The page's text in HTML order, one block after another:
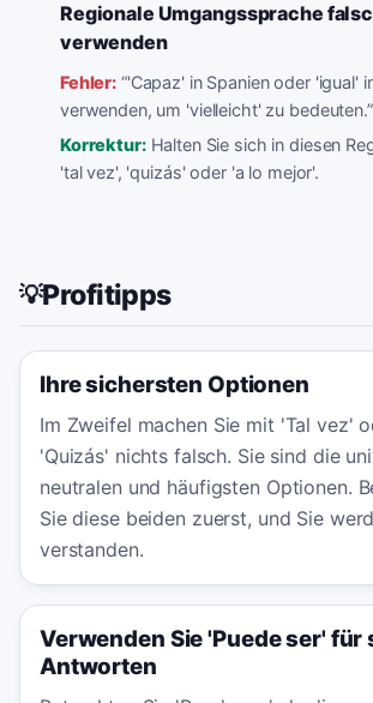
Regionale Umgangssprache
verwenden
Fehler: “'Capaz' in Spanien oder 'igual'
verwenden, um 'vielleicht' zu bedeuten.”
Korrektur: Halten Sie sich in diesen
'tal vez', 'quizás' oder 'a lo mejor'.
💡Profitipps
Ihre sichersten Optionen
Im Zweifel machen Sie mit 'Tal vez'
'Quizás' nichts falsch. Sie sind die
neutralen und häufigsten Optionen.
Sie diese beiden zuerst, und Sie
verstanden.
Verwenden Sie 'Puede ser' für
Antworten